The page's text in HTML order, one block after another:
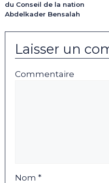
du Conseil de la nation
Abdelkader Bensalah
Laisser un
Commentaire
Nom *